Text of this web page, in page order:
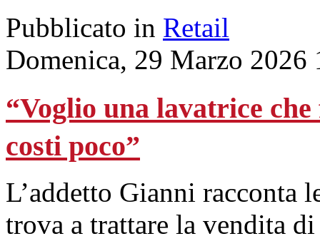
Pubblicato in Retail
Domenica, 29 Marzo 2026
“Voglio una lavatrice
costi poco”
L’addetto Gianni racconta
trova a trattare la vendita